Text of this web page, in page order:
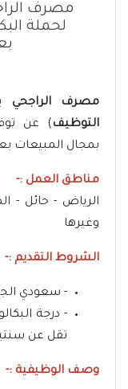
مصرف
لحملة
مصرف الراجحي
التوظيف) عن
بمجال المبيعات
مناطق العمل :-
الرياض - حائل -
وغيرها
الشروط التقديم :-
- سعودي
- درجة
تقل عن
وصف الوظيفية :-